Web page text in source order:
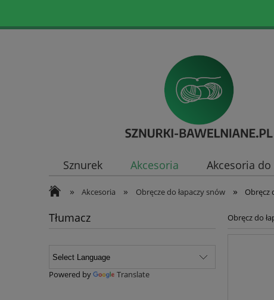
Sznurek Akcesoria Akcesoria
» Akcesoria » Obręcze do łapaczy snów » Obręcz
Tłumacz
Powered by Translate
Obręcz do